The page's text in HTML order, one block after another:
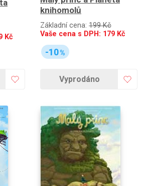
Kč
knihomolů
Základní cena: 199 Kč
Vaše cena s DPH: 179 Kč
-10%
Vyprodáno